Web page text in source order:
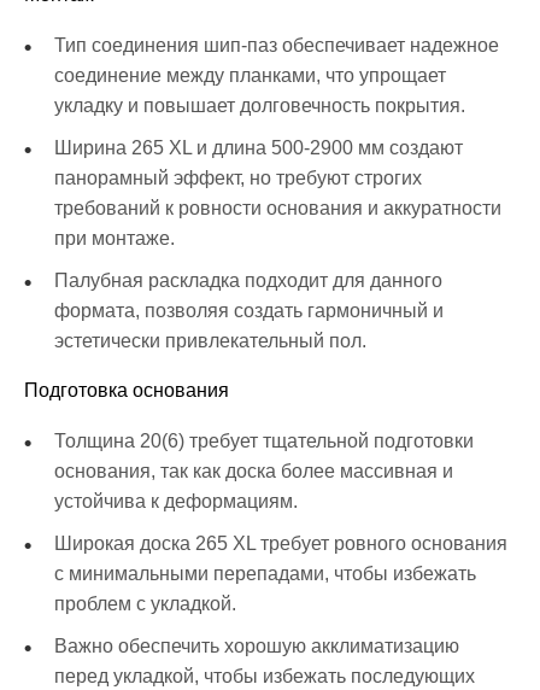
Тип соединения шип-паз обеспечивает надежное
соединение между планками, что упрощает
укладку и повышает долговечность покрытия.
Ширина 265 XL и длина 500-2900 мм создают
панорамный эффект, но требуют строгих
требований к ровности основания и аккуратности
при монтаже.
Палубная раскладка подходит для данного
формата, позволяя создать гармоничный и
эстетически привлекательный пол.
Подготовка основания
Толщина 20(6) требует тщательной подготовки
основания, так как доска более массивная и
устойчива к деформациям.
Широкая доска 265 XL требует ровного основания
с минимальными перепадами, чтобы избежать
проблем с укладкой.
Важно обеспечить хорошую акклиматизацию
перед укладкой, чтобы избежать последующих